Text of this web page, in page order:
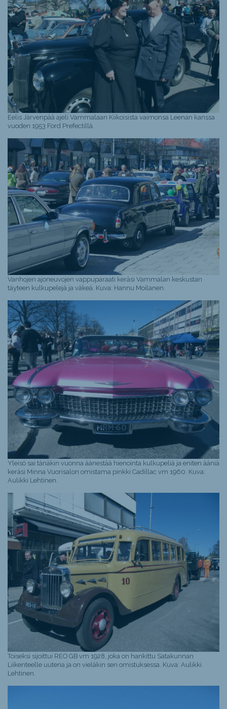
Eelis Järvenpää ajeli Vammalaan Kiikoisista vaimonsa Leenan kanssa
vuoden 1953 Ford Prefectillä.
Vanhojen ajoneuvojen vappuparaati keräsi Vammalan keskustan
täyteen kulkupelejä ja väkeä. Kuva: Hannu Moilanen.
Yleisö sai tänäkin vuonna äänestää hienointa kulkupeliä ja eniten ääniä
keräsi Minna Vuorisalon omistama pinkki Cadillac vm 1960. Kuva:
Aulikki Lehtinen.
Toiseksi sijoittui REO GB vm 1928, joka on hankittu Satakunnan
Liikenteelle uutena ja on vieläkin sen omistuksessa. Kuva: Aulikki
Lehtinen.